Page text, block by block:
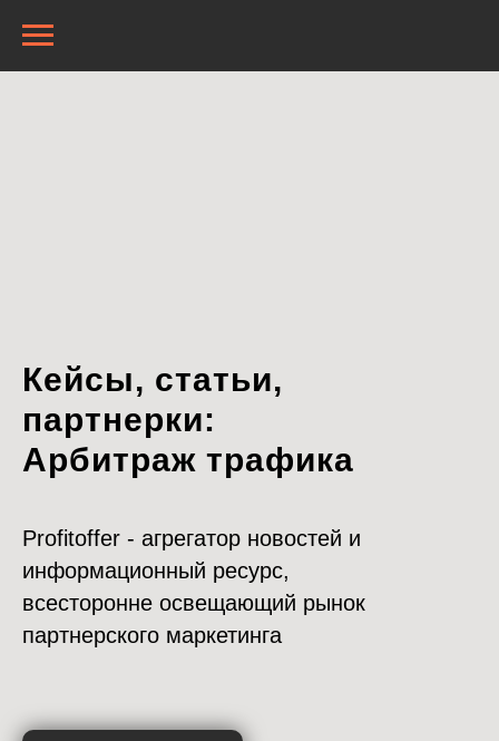
Кейсы, статьи,
партнерки:
Арбитраж трафика
Profitoffer - агрегатор новостей и
информационный ресурс,
всесторонне освещающий рынок
партнерского маркетинга